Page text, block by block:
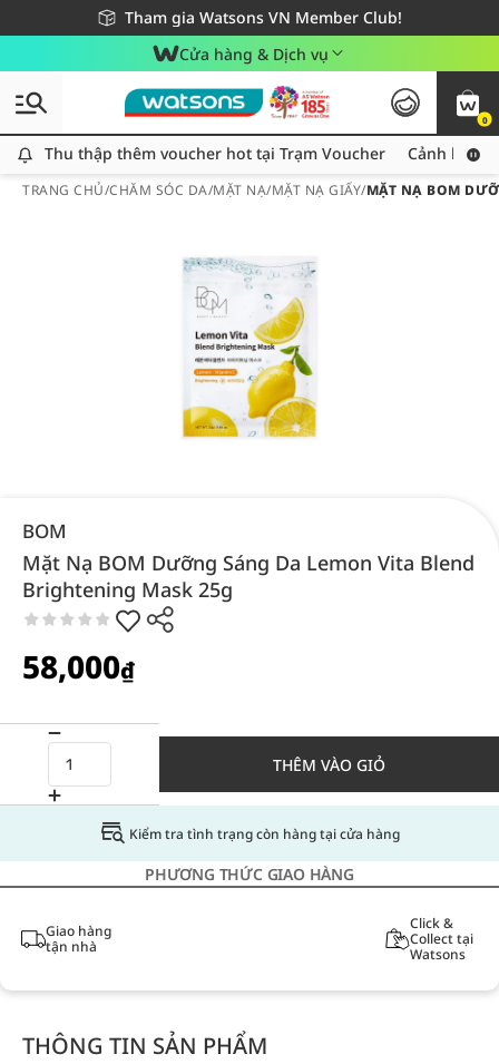
Tham gia Watsons VN Member Club!
Miễn phí giao hàng cho đơn hàng từ 249,000Đ
Giao hàng nhanh 24h - Áp dụng khu vực TP. Hồ Chí Minh
Cửa hàng & Dịch vụ
0
Thu thập thêm voucher hot tại Trạm Voucher
Thu thập thêm voucher hot tại Trạm Voucher Cảnh báo
TRANG CHỦ/CHĂM SÓC DA/MẶT NẠ/MẶT NẠ GIẤY/MẶT NẠ BOM
BOM
Mặt Nạ BOM Dưỡng Sáng Da Lemon Vita Blend
Brightening Mask 25g
58,000₫
THÊM VÀO GIỎ
Kiểm tra tình trạng còn hàng tại cửa hàng
PHƯƠNG THỨC GIAO HÀNG
Giao hàng
tận nhà
Click &
Collect tại
Watsons
THÔNG TIN SẢN PHẨM